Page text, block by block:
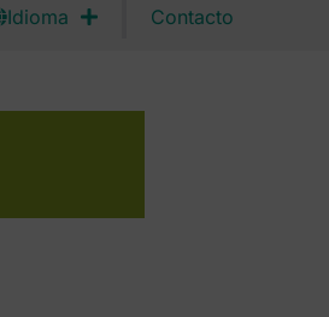
Idioma Contacto